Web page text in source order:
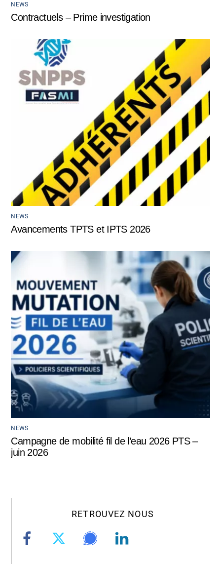
NEWS
Contractuels – Prime investigation
NEWS
Avancements TPTS et IPTS 2026
NEWS
Campagne de mobilité fil de l’eau 2026 PTS –
juin 2026
RETROUVEZ NOUS